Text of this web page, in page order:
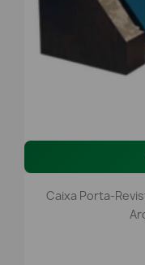
Caixa Porta-